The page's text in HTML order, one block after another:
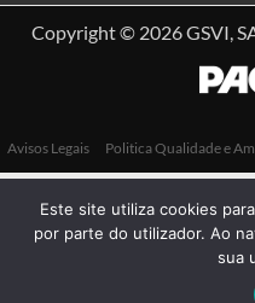
Copyright © 2026GSVI,
Avisos Legais Politica Qualidade e
Este site utiliza cookies
por parte do utilizador. Ao
sua